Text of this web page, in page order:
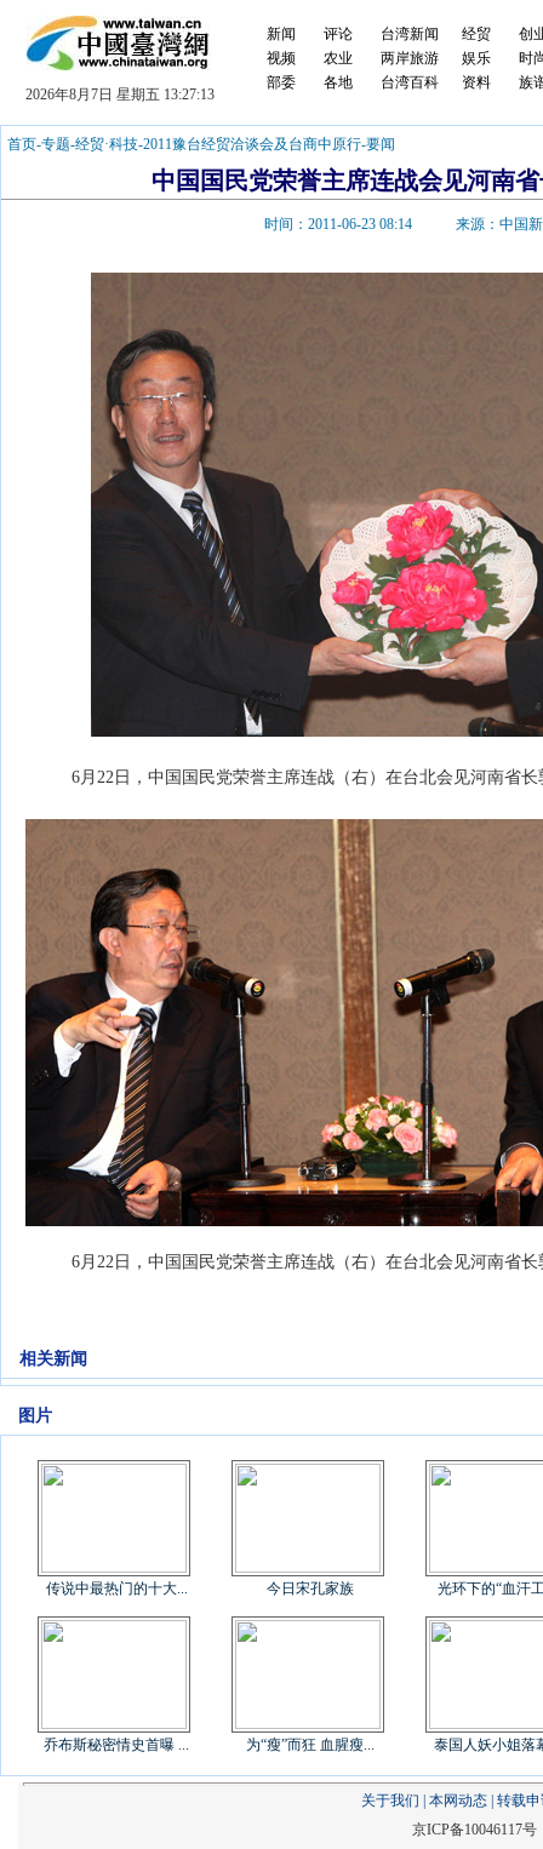
2026年8月7日 星期五 13:27:13
新闻
视频
部委
评论
农业
各地
台湾新闻
两岸旅游
台湾百科
经贸
娱乐
资料
创
时
族
首页-专题-经贸·科技-2011豫台经贸洽谈会及台商中原行-要闻
中国国民党荣誉主席连战会见河南
时间：2011-06-23 08:14 来源：中国
6月22日，中国国民党荣誉主席连战（右）在台北会见河南省
6月22日，中国国民党荣誉主席连战（右）在台北会见河南省
相关新闻
图片
传说中最热门的十大... 今日宋孔家族 光环下的“血汗
乔布斯秘密情史首曝 ... 为“瘦”而狂 血腥瘦... 泰国人妖小姐落
关于我们 本网动态 转载
京ICP备10046117